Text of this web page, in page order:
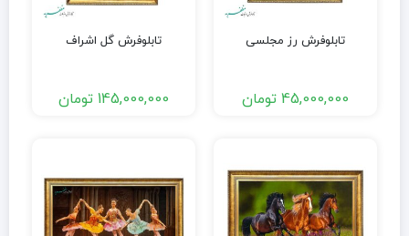
تابلوفرش رز مجلسی
45,000,000 تومان
تابلوفرش گل اشراف
145,000,000 تومان